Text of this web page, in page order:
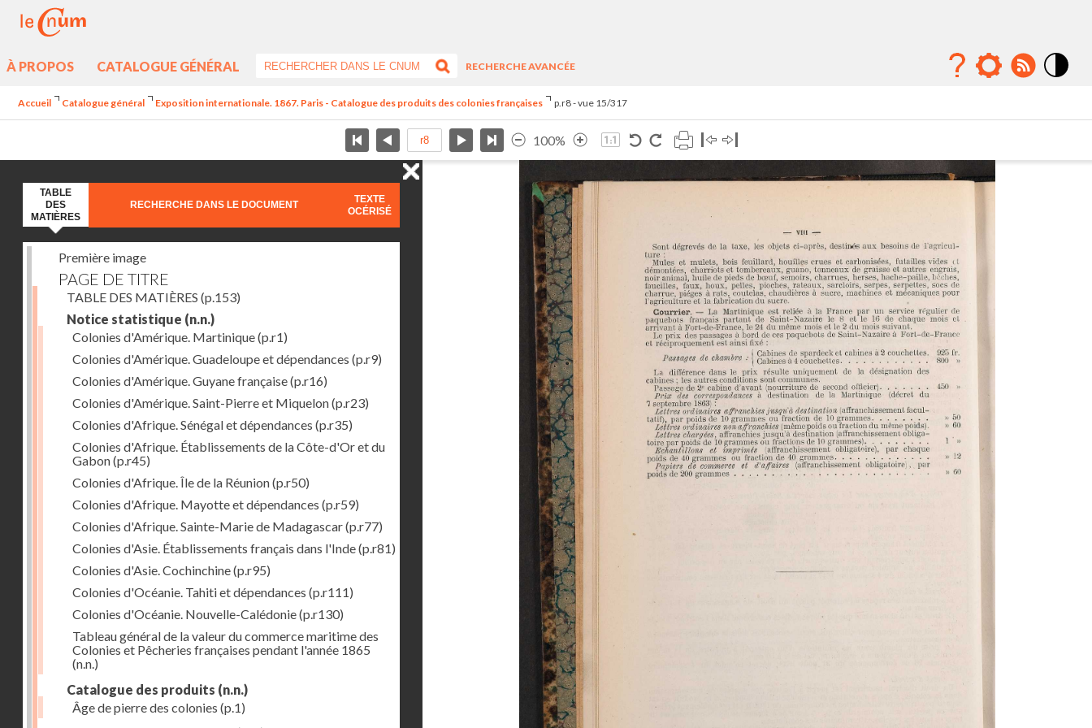
À PROPOS CATALOGUE GÉNÉRAL
RECHERCHE AVANCÉE
Accueil Catalogue général Exposition internationale. 1867. Paris - Catalogue des produits des colonies françaises p.r8 - vue 15/317
100%
TABLE
DES
MATIÈRES
RECHERCHE DANS LE DOCUMENT
TEXTE
OCÉRISÉ
Première image
PAGE DE TITRE
TABLE DES MATIÈRES (p.153)
Notice statistique (n.n.)
Colonies d'Amérique. Martinique(p.r1)
Colonies d'Amérique. Guadeloupe et dépendances (p.r9)
Colonies d'Amérique. Guyane française(p.r16)
Colonies d'Amérique. Saint-Pierre et Miquelon(p.r23)
Colonies d'Afrique. Sénégal et dépendances (p.r35)
Colonies d'Afrique. Établissements de la Côte-d'Or et du
Gabon(p.r45)
Colonies d'Afrique. Île de la Réunion(p.r50)
Colonies d'Afrique. Mayotte et dépendances (p.r59)
Colonies d'Afrique. Sainte-Marie de Madagascar(p.r77)
Colonies d'Asie. Établissements français dans l'Inde(p.r81)
Colonies d'Asie. Cochinchine(p.r95)
Colonies d'Océanie. Tahiti et dépendances (p.r111)
Colonies d'Océanie. Nouvelle-Calédonie(p.r130)
Tableau général de la valeur du commerce maritime des
Colonies et Pêcheries françaises pendant l'année 1865
(n.n.)
Catalogue des produits (n.n.)
Âge de pierre des colonies (p.1)